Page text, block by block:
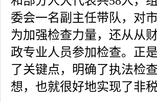
委会一名副主任带队，对
为加强检查力量，还从从
政专业人员参加检查。正
了关键点，明确了执法检
想，也就很好地实现了非